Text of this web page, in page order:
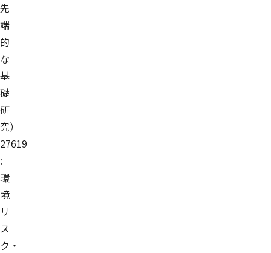
先
端
的
な
基
礎
研
究）
27619
:
環
境
リ
ス
ク・